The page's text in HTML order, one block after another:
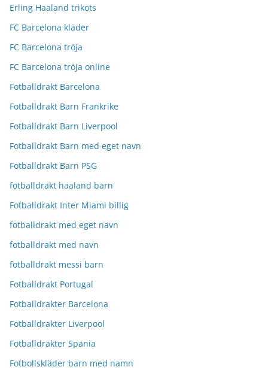
Erling Haaland trikots
FC Barcelona kläder
FC Barcelona tröja
FC Barcelona tröja online
Fotballdrakt Barcelona
Fotballdrakt Barn Frankrike
Fotballdrakt Barn Liverpool
Fotballdrakt Barn med eget navn
Fotballdrakt Barn PSG
fotballdrakt haaland barn
Fotballdrakt Inter Miami billig
fotballdrakt med eget navn
fotballdrakt med navn
fotballdrakt messi barn
Fotballdrakt Portugal
Fotballdrakter Barcelona
Fotballdrakter Liverpool
Fotballdrakter Spania
Fotbollskläder barn med namn